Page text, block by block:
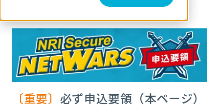
〔重要〕 必ず申込要領（本ページ）